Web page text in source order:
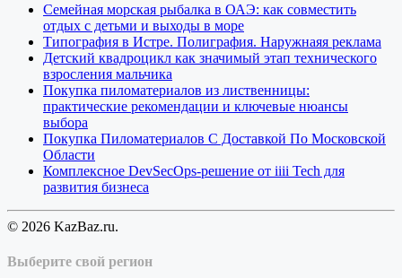
Семейная морская рыбалка в ОАЭ: как совместить
отдых с детьми и выходы в море
Типография в Истре. Полиграфия. Наружнаяя реклама
Детский квадроцикл как значимый этап технического
взросления мальчика
Покупка пиломатериалов из лиственницы:
практические рекомендации и ключевые нюансы
выбора
Покупка Пиломатериалов С Доставкой По Московской
Области
Комплексное DevSecOps-решение от iiii Tech для
развития бизнеса
© 2026 KazBaz.ru.
Выберите свой регион